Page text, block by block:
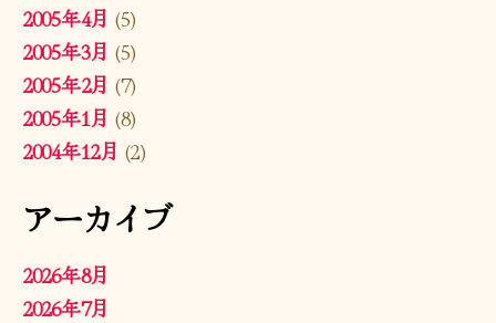
2005年4月 (5)
2005年3月 (5)
2005年2月 (7)
2005年1月 (8)
2004年12月 (2)
アーカイブ
2026年8月
2026年7月